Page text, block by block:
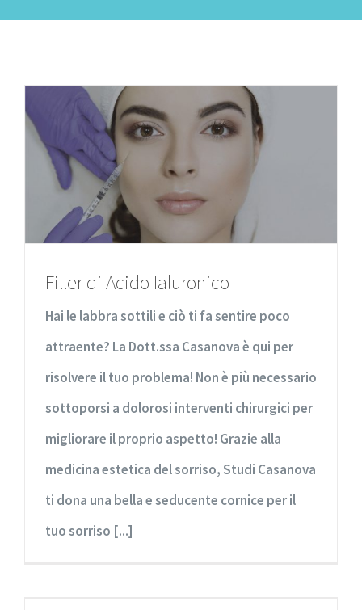
Filler di Acido Ialuronico
Hai le labbra sottili e ciò ti fa sentire poco
attraente? La Dott.ssa Casanova è qui per
risolvere il tuo problema! Non è più necessario
sottoporsi a dolorosi interventi chirurgici per
migliorare il proprio aspetto! Grazie alla
medicina estetica del sorriso, Studi Casanova
ti dona una bella e seducente cornice per il
tuo sorriso [...]